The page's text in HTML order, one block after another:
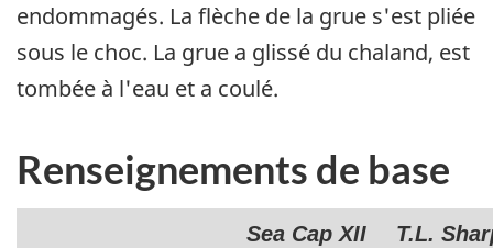
endommagés. La flèche de la grue s'est pliée
sous le choc. La grue a glissé du chaland, est
tombée à l'eau et a coulé.
Renseignements de base
Sea Cap XII T.L.